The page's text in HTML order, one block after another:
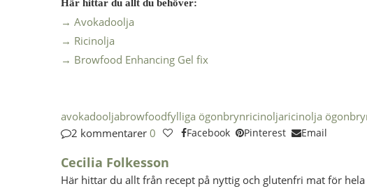
Här hittar du allt du behöver:
→ Avokadoolja
→ Ricinolja
→ Browfood Enhancing Gel fix
avokadooljabrowfoodfylliga ögonbrynricinoljaricinolja
2 kommentarer 0 Facebook Pinterest Email
Cecilia Folkesson
Här hittar du allt från recept på nyttig och glutenfri mat för